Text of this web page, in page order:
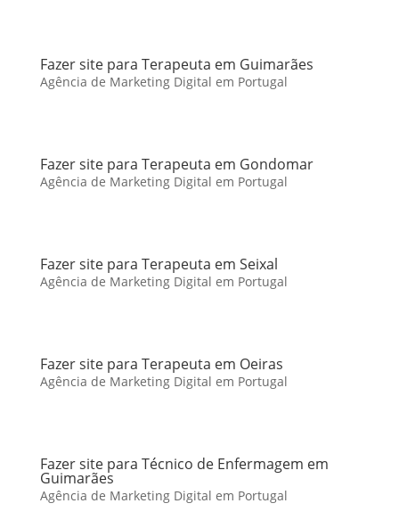
Fazer site para Terapeuta em Guimarães
Agência de Marketing Digital em Portugal
Fazer site para Terapeuta em Gondomar
Agência de Marketing Digital em Portugal
Fazer site para Terapeuta em Seixal
Agência de Marketing Digital em Portugal
Fazer site para Terapeuta em Oeiras
Agência de Marketing Digital em Portugal
Fazer site para Técnico de Enfermagem em
Guimarães
Agência de Marketing Digital em Portugal